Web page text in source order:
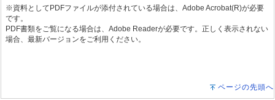
※資料としてPDFファイルが添付されている場合は、Adobe Acrobat(R)が必要
です。
PDF書類をご覧になる場合は、Adobe Readerが必要です。正しく表示されない
場合、最新バージョンをご利用ください。
ページの先頭へ